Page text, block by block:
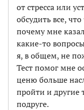
от стресса или
обсудить все,
почему мне
какие-то
я, в общем, не
Тест помог мне
ценю больше
пройти и другие
подруге.